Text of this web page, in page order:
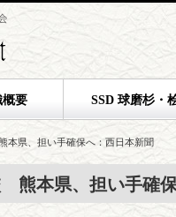
概要 SSD 球磨杉・
県、担い手確保へ：西日本新聞
熊本県、担い手確